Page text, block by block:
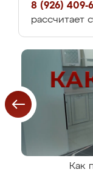
8 (926) 409-
рассчитает
Как